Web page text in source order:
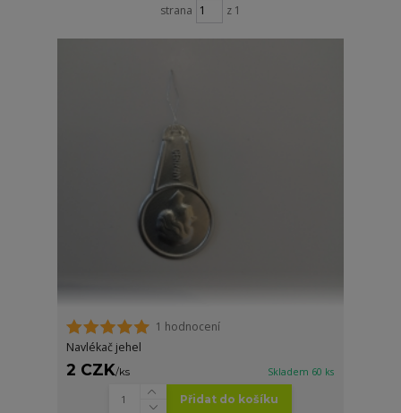
strana
z 1
1 hodnocení
Navlékač jehel
2 CZK/ks Skladem 60 ks
Přidat do košíku